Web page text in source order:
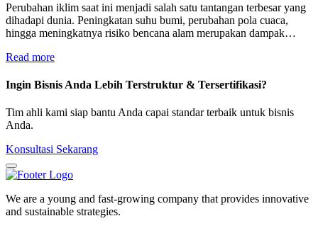
Perubahan iklim saat ini menjadi salah satu tantangan terbesar yang
dihadapi dunia. Peningkatan suhu bumi, perubahan pola cuaca,
hingga meningkatnya risiko bencana alam merupakan dampak…
Read more
Ingin Bisnis Anda Lebih Terstruktur & Tersertifikasi?
Tim ahli kami siap bantu Anda capai standar terbaik untuk bisnis
Anda.
Konsultasi Sekarang
We are a young and fast-growing company that provides innovative
and sustainable strategies.